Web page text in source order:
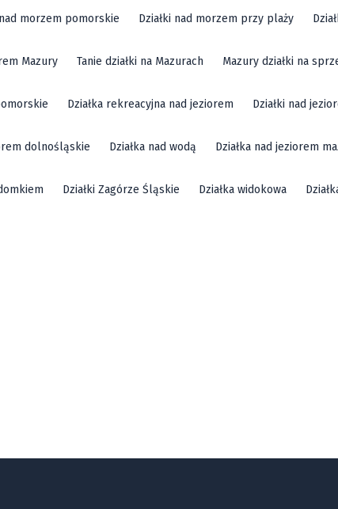
nad morzem pomorskie Działki nad morzem przy plaży
Mazury Tanie działki na Mazurach Mazury działki na
Działka rekreacyjna nad jeziorem Działki nad
dolnośląskie Działka nad wodą Działka nad jeziorem
Działki Zagórze Śląskie Działka widokowa